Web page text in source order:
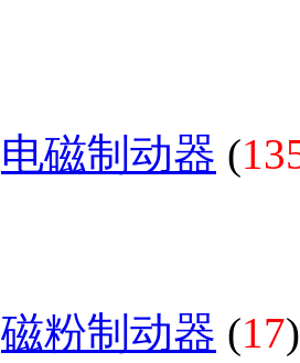
电磁制动器 (
磁粉制动器 (17)